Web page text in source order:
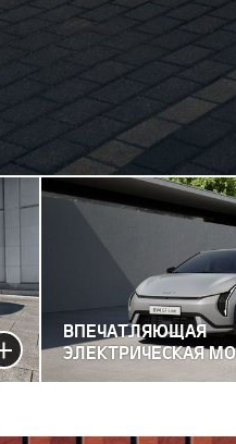
ВПЕЧАТЛЯЮЩАЯ
ЭЛЕКТРИЧЕСКАЯ